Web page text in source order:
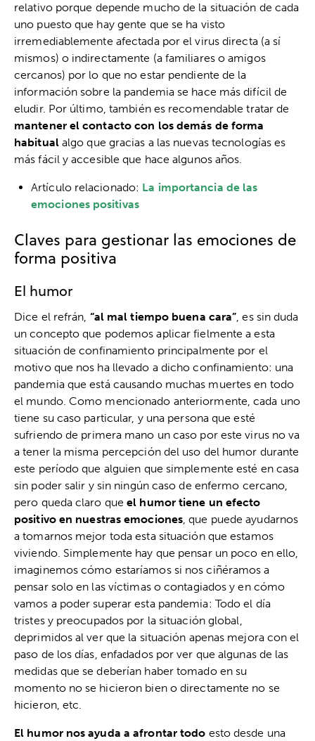
relativo porque depende mucho de la situación de cada
uno puesto que hay gente que se ha visto
irremediablemente afectada por el virus directa (a sí
mismos) o indirectamente (a familiares o amigos
cercanos) por lo que no estar pendiente de la
información sobre la pandemia se hace más difícil de
eludir. Por último, también es recomendable tratar de
mantener el contacto con los demás de forma
habitualalgo que gracias a las nuevas tecnologías es
más fácil y accesible que hace algunos años.
Artículo relacionado: La importancia de las
emociones positivas
Claves para gestionar las emociones de
forma positiva
El humor
Dice el refrán, “al mal tiempo buena cara”, es sin duda
un concepto que podemos aplicar fielmente a esta
situación de confinamiento principalmente por el
motivo que nos ha llevado a dicho confinamiento: una
pandemia que está causando muchas muertes en todo
el mundo. Como mencionado anteriormente, cada uno
tiene su caso particular, y una persona que esté
sufriendo de primera mano un caso por este virus no va
a tener la misma percepción del uso del humor durante
este período que alguien que simplemente esté en casa
sin poder salir y sin ningún caso de enfermo cercano,
pero queda claro queel humor tiene un efecto
positivo en nuestras emociones, que puede ayudarnos
a tomarnos mejor toda esta situación que estamos
viviendo. Simplemente hay que pensar un poco en ello,
imaginemos cómo estaríamos si nos ciñéramos a
pensar solo en las víctimas o contagiados y en cómo
vamos a poder superar esta pandemia: Todo el día
tristes y preocupados por la situación global,
deprimidos al ver que la situación apenas mejora con el
paso de los días, enfadados por ver que algunas de las
medidas que se deberían haber tomado en su
momento no se hicieron bien o directamente no se
hicieron, etc.
El humor nos ayuda a afrontar todo esto desde una